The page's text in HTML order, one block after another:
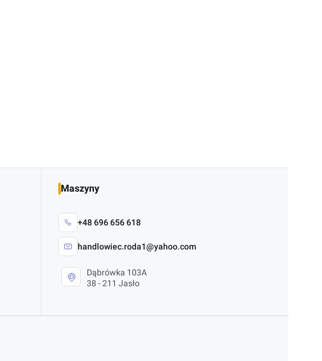
Maszyny
+48 696 656 618
handlowiec.roda1@yahoo.com
Dąbrówka 103A
38 - 211 Jasło